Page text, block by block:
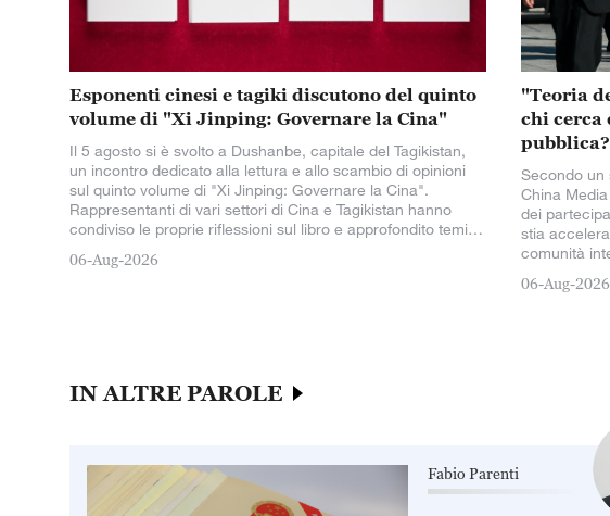
Esponenti cinesi e tagiki discutono del quinto
volume di "Xi Jinping: Governare la Cina"
Il 5 agosto si è svolto a Dushanbe, capitale del Tagikistan,
un incontro dedicato alla lettura e allo scambio di opinioni
sul quinto volume di "Xi Jinping: Governare la Cina".
Rappresentanti di vari settori di Cina e Tagikistan hanno
condiviso le proprie riflessioni sul libro e approfondito temi
relazioni sino-tagike.
06-Aug-2026
"Teoria
chi cerca
pubblica?
Secondo un
China
dei
stia
comunità
06-Aug-2026
IN ALTRE PAROLE
Fabio Parenti